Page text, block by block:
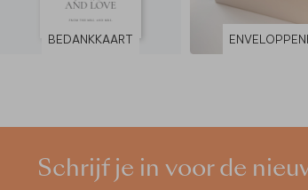
BEDANKKAART
Schrijf je in voor de